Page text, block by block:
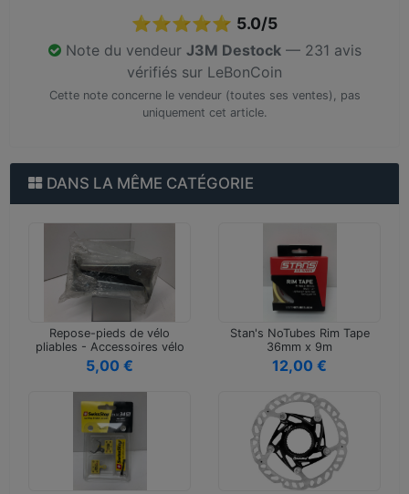
⭐⭐⭐⭐⭐ 5.0/5
Note du vendeur J3M Destock— 231 avis
vérifiés sur LeBonCoin
Cette note concerne le vendeur (toutes ses ventes), pas
uniquement cet article.
DANS LA MÊME CATÉGORIE
Repose-pieds de vélo
pliables - Accessoires vélo
ajust…
5,00 €
Stan's NoTubes Rim Tape
36mm x 9m
12,00 €